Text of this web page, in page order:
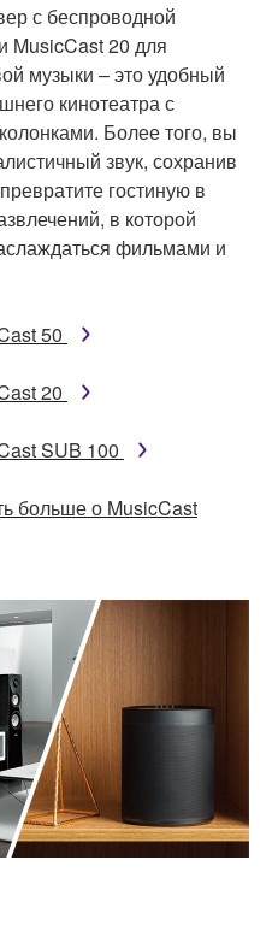
с беспроводной
MusicCast 20 для
музыки – это удобный
кинотеатра с
Более того, вы
звук, сохранив
гостиную в
в которой
фильмами и
50
20
SUB 100
больше о MusicCast